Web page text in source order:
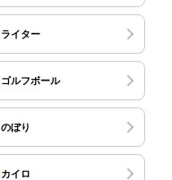
ライター
ゴルフボール
のぼり
カイロ